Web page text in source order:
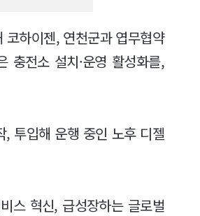
하이젠, 연천군과 엽무협약
충전소 설치·운영 활성화를,
투입해 운행 중인 노후 디젤
스 혁신, 급성장하는 글로벌